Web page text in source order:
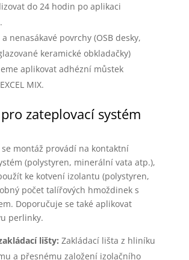
do 24 hodin po aplikaci
nenasákavé povrchy (OSB desky,
keramické obkladačky)
aplikovat adhézní můstek
MIX.
zateplovací systém
montáž provádí na kontaktní
(polystyren, minerální vata atp.),
ke kotvení izolantu (polystyren,
počet talířových hmoždinek s
Doporučuje se také aplikovat
perlinky.
lišty: Zakládací lišta z hliníku
a přesnému založení izolačního